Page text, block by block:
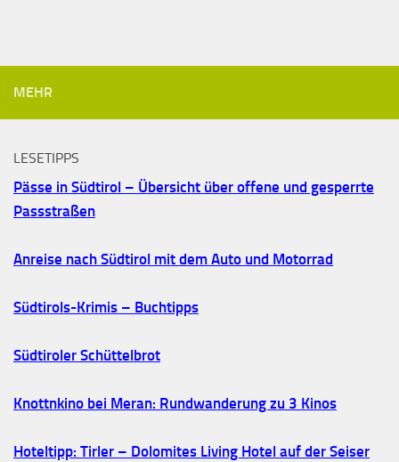
MEHR
LESETIPPS
Pässe in Südtirol – Übersicht über offene und gesperrte
Passstraßen
Anreise nach Südtirol mit dem Auto und Motorrad
Südtirols-Krimis – Buchtipps
Südtiroler Schüttelbrot
Knottnkino bei Meran: Rundwanderung zu 3 Kinos
Hoteltipp: Tirler – Dolomites Living Hotel auf der Seiser